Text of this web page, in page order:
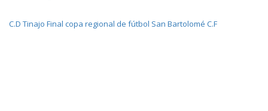
C.D Tinajo Final copa regional de fútbol San Bartolomé C.F